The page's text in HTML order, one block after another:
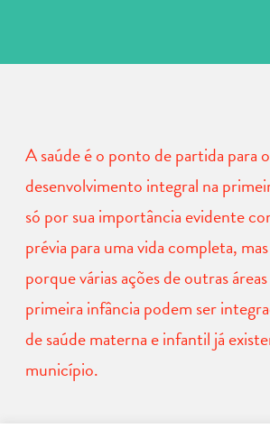
A saúde é o ponto de partida para o
desenvolvimento integral na
só por sua importância evidente
prévia para uma vida completa,
porque várias ações de outras
primeira infância podem ser
de saúde materna e infantil já
município.